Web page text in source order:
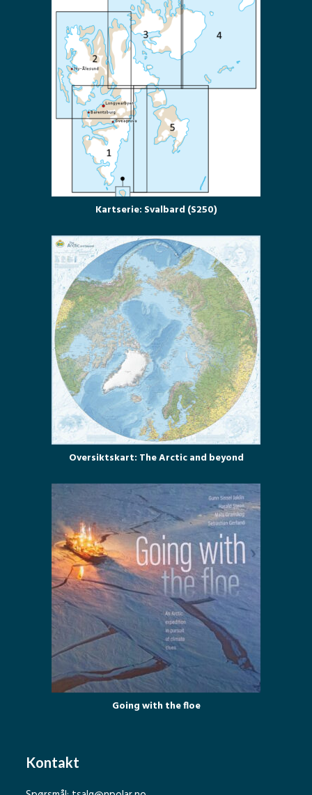
Kartserie: Svalbard (S250)
Oversiktskart: The Arctic and beyond
Going with the floe
Kontakt